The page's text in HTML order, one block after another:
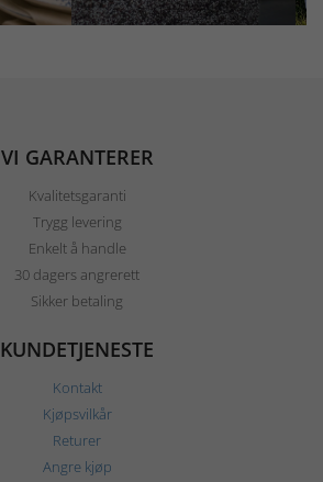
VI GARANTERER
Kvalitetsgaranti
Trygg levering
Enkelt å handle
30 dagers angrerett
Sikker betaling
KUNDETJENESTE
Kontakt
Kjøpsvilkår
Returer
Angre kjøp